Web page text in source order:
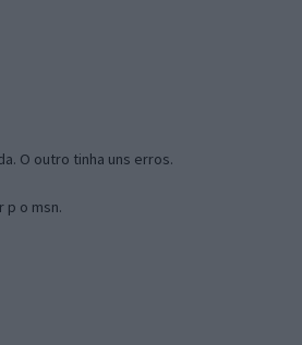
O outro tinha uns erros.
p o msn.